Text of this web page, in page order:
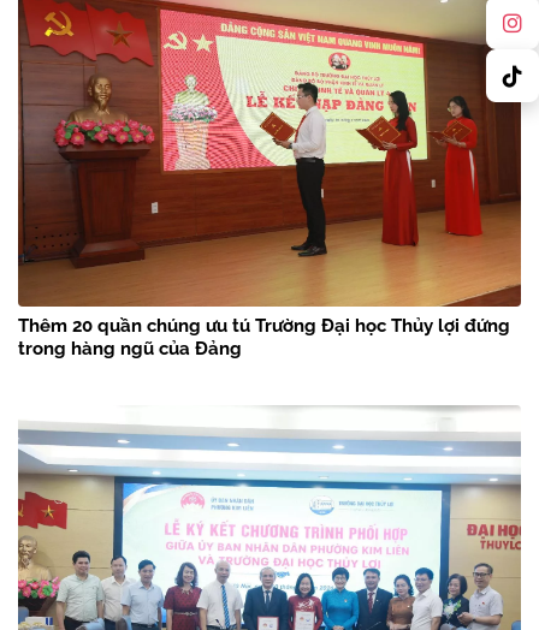
Thêm 20 quần chúng ưu tú Trường Đại học Thủy lợi đứng
trong hàng ngũ của Đảng